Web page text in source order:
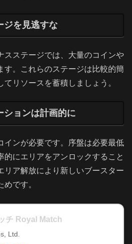
を見逃すな
スステージでは、大量のコインや
す。これらのステージは比較的簡
リソースを蓄積しましょう。
ョンは計画的に
インが必要です。序盤は必要最低
的にエリアをアンロックすること
リア解放により新しいブースター
です。
チ Royal Match
Ltd.